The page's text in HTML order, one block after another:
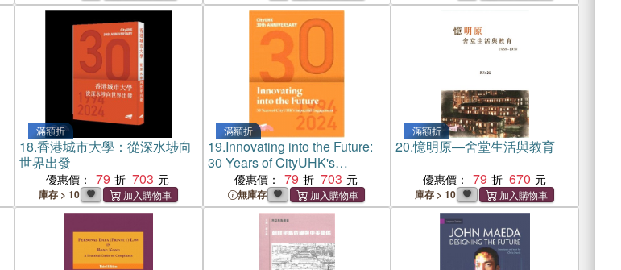
滿額折
18.香港城市大學：從深水埗向
世界出發
優惠價： 79 703
庫存 > 10
滿額折
19.Innovating into the Future:
30 Years of CityUHK's
Impactful Engagement
優惠價： 79 703
無庫存
滿額折
20.憶明原―舍堂生活與教育
優惠價： 79 670
庫存 > 10